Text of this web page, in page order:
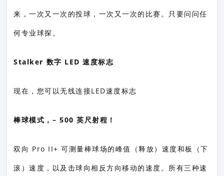
来，一次又一次的投球，一次又一次的比赛。只要问问任
何专业球探。
Stalker 数字 LED 速度标志
现在，您可以无线连接LED速度标志
棒球模式，– 500 英尺射程！
双向 Pro II+ 可测量棒球场的峰值（释放）速度和板（下
滚）速度，以及击球向相反方向移动的速度。所有三种速